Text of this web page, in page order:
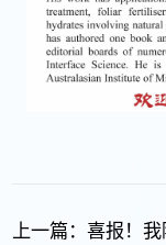
上一篇：喜报！